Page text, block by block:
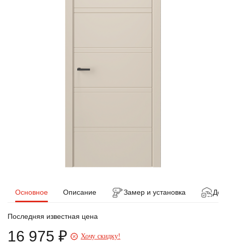
Основное Описание Замер и установка
Последняя известная цена
16 975 ₽ Хочу скидку!